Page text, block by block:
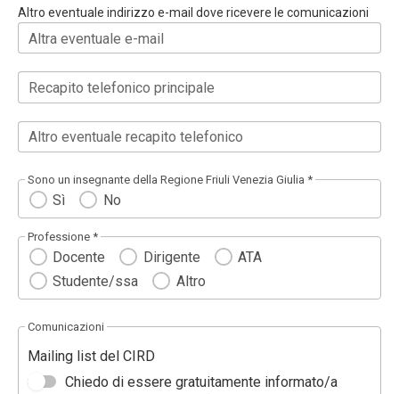
Altro eventuale indirizzo e-mail dove ricevere le comunicazioni
Altra eventuale e-mail
Recapito telefonico principale
Altro eventuale recapito telefonico
Sono un insegnante della Regione Friuli Venezia Giulia *
Sì No
Professione *
Docente Dirigente
ATA
Studente/ssa
Altro
Comunicazioni
Mailing list del CIRD
Chiedo di essere gratuitamente informato/a